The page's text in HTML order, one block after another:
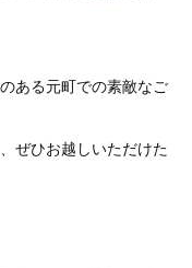
ある元町での素敵なご
ぜひお越しいただけた